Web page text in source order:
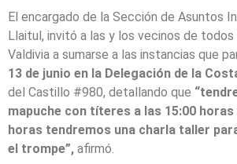
El encargado de la Sección de Asuntos
Llaitul, invitó a las y los vecinos de
Valdivia a sumarse a las instancias que
13 de junio en la Delegación de la
del Castillo #980, detallando que
mapuche con títeres a las 15:00 horas
horas tendremos una charla taller
el trompe”, afirmó.